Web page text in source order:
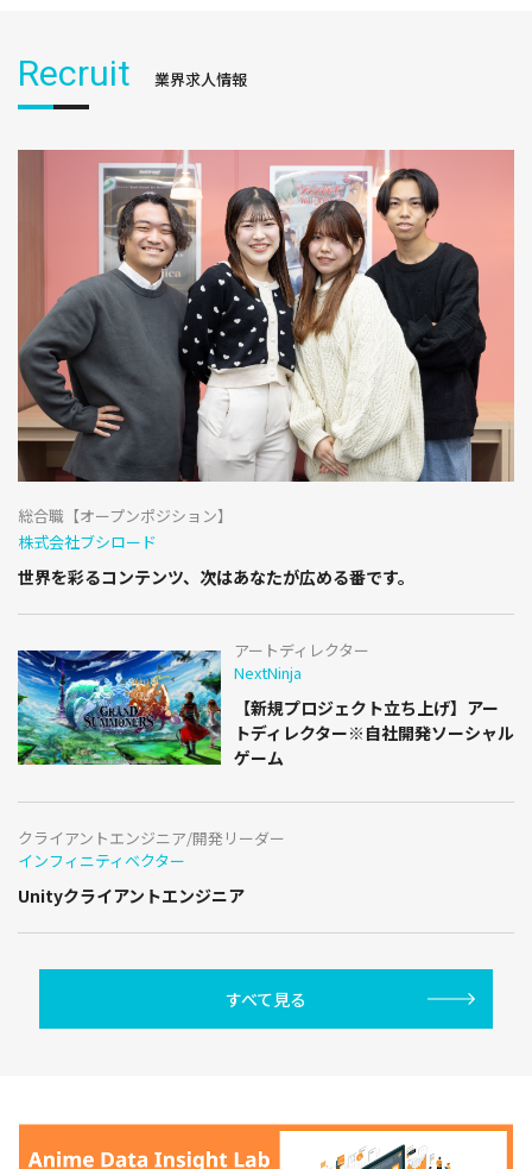
Recruit 業界求人情報
総合職【オープンポジション】
株式会社ブシロード
世界を彩るコンテンツ、次はあなたが広める番です。
アートディレクター
NextNinja
【新規プロジェクト立ち上げ】アー
トディレクター※自社開発ソーシャル
ゲーム
クライアントエンジニア/開発リーダー
インフィニティベクター
Unityクライアントエンジニア
すべて見る